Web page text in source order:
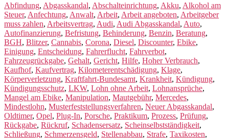
Abfindung, Abgasskandal, Abschalteinrichtung, Akku, Alkohol am
Steuer, Anfechtung, Anwalt, Arbeit, Arbeit angeboten, Arbeitgeber
muss zahlen, Arbeitsvertrag, Audi, Audi Abgasskandal, Auto,
Autofinanzierung, Befristung, Behinderung, Benzin, Beratung,
BGH, Blitzer, Cannabis, Corona, Diesel, Discounter, Ebike,
Einigung, Entscheidung, Fahrerflucht, Fahrverbot,
Fahrzeugrückgabe, Gehalt, Gericht, Hilfe, Hoher Verbrauch,
Kaufhof, Kaufvertrag, Kilometerentschädigung, Klage,
Körperverletzung, Kraftfahrt-Bundesamt, Krankheit, Kündigung,
Kündigungsschutz, LKW, Lohn ohne Arbeit, Lohnansprüche,
Mangel am Ebike, Manipulation, Mautgebühr, Mercedes,
Mindestlohn, Musterfeststellungsverfahren, Neuer Abgasskandal,
Oldtimer, Opel, Plug-In, Porsche, Praktikum, Prozess, Prüfung,
Rückgabe, Rückruf, Schadensersatz, Scheinselbstständigkeit,
Schließung, Schmerzensgeld, Stellenabbau, Strafe, Taxikosten,